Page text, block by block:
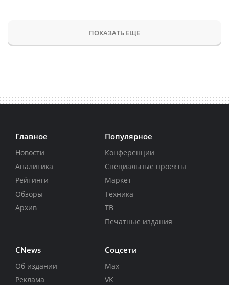
ПОКАЗАТЬ ЕЩЕ
Главное
Новости
Аналитика
Рейтинги
Обзоры
Архив
Популярное
Конференции
Специальные проекты
Маркет
Техника
ТВ
Печатные издания
CNews
Об издании
Реклама
Соцсети
Max
VK